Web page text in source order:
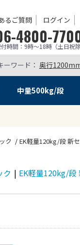
るご質問 ログイン
4800-
付時間：9時～18時（土日祝
ーワード： 奥行
中量500kg/段
ク EK軽量120kg/段 新
ク | EK軽量120kg/段